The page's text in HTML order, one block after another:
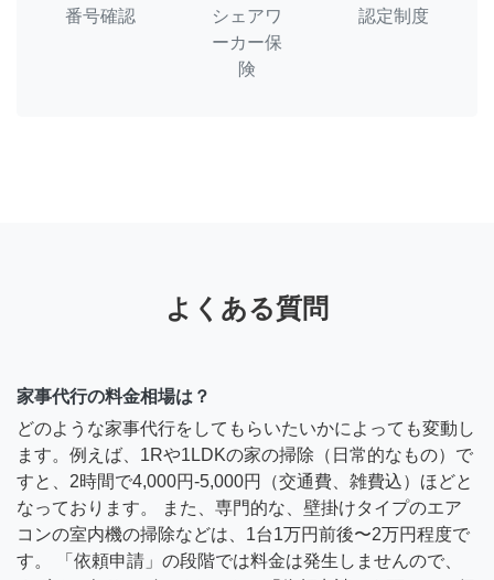
番号確認
シェアワ
ーカー保
険
認定制度
よくある質問
家事代行の料金相場は？
どのような家事代行をしてもらいたいかによっても変動し
ます。例えば、1Rや1LDKの家の掃除（日常的なもの）で
すと、2時間で4,000円-5,000円（交通費、雑費込）ほどと
なっております。 また、専門的な、壁掛けタイプのエア
コンの室内機の掃除などは、1台1万円前後〜2万円程度で
す。 「依頼申請」の段階では料金は発生しませんので、